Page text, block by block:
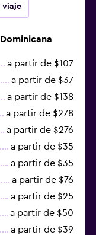
viaje
a partir de $107
a partir de $37
a partir de $138
a partir de $278
a partir de $276
a partir de $35
a partir de $35
a partir de $76
a partir de $25
a partir de $50
a partir de $39